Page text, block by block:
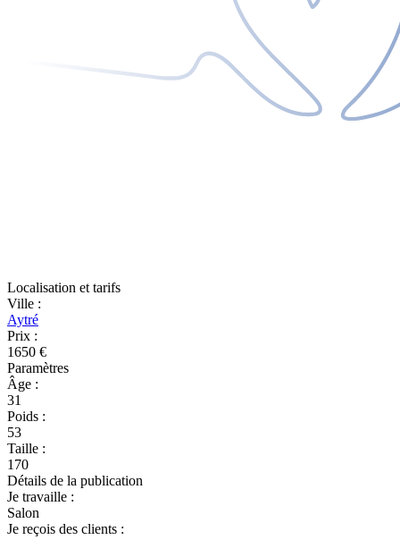
Localisation et tarifs
Ville :
Aytré
Prix :
1650 €
Paramètres
Âge :
31
Poids :
53
Taille :
170
Détails de la publication
Je travaille :
Salon
Je reçois des clients :